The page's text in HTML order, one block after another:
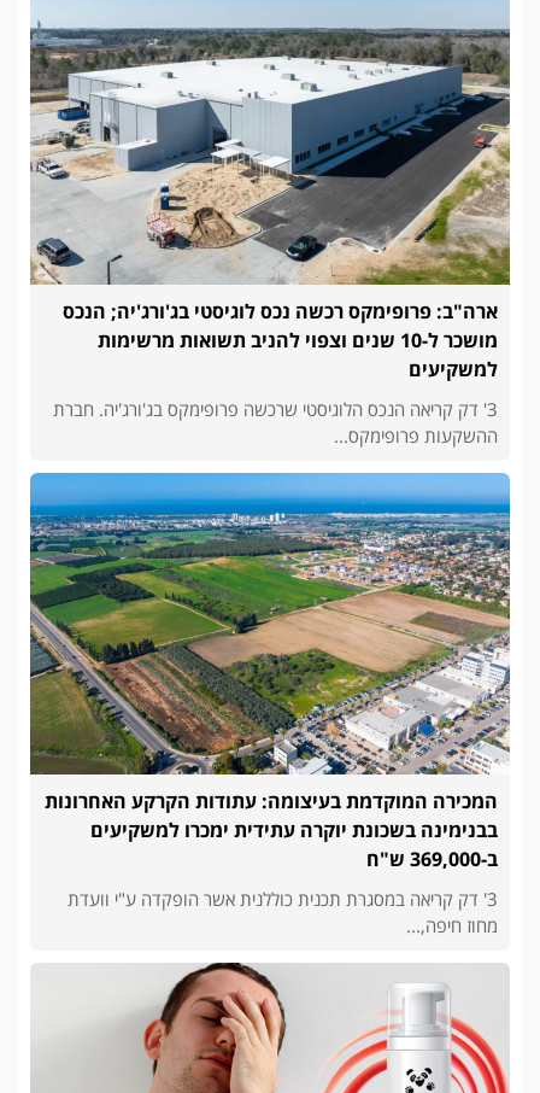
ארה"ב: פרופימקס רכשה נכס לוגיסטי בג'ורג'יה; הנכס
מושכר ל-10 שנים וצפוי להניב תשואות מרשימות
למשקיעים
3' דק קריאה הנכס הלוגיסטי שרכשה פרופימקס בג'ורג'יה. חברת
ההשקעות פרופימקס...
המכירה המוקדמת בעיצומה: עתודות הקרקע האחרונות
בבנימינה בשכונת יוקרה עתידית ימכרו למשקיעים
ב-369,000 ש"ח
3' דק קריאה במסגרת תכנית כוללנית אשר הופקדה ע"י וועדת
מחוז חיפה,...